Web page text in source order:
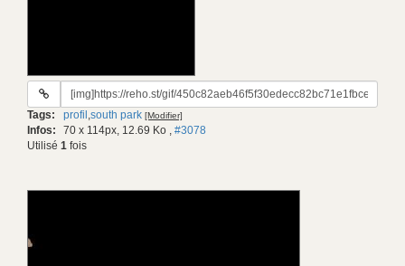
URL
gif:
Tags: profil ,south park [Modifier]
Infos: 70 x 114px, 12.69 Ko , #3078
Utilisé 1 fois